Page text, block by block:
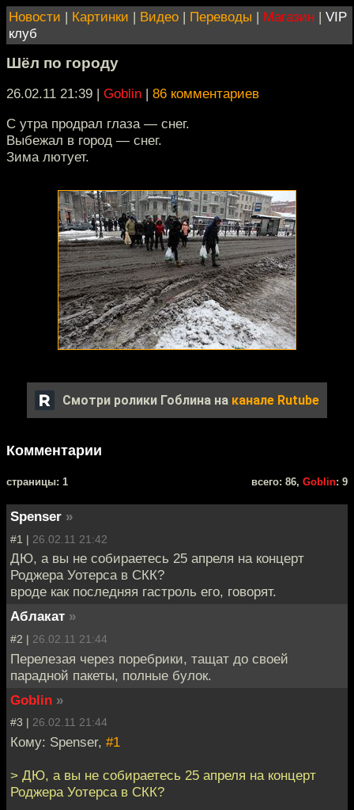
Новости | Картинки | Видео | Переводы | Магазин | VIP
клуб
Шёл по городу
26.02.11 21:39 | Goblin | 86 комментариев
С утра продрал глаза — снег.
Выбежал в город — снег.
Зима лютует.
Смотри ролики Гоблина на канале Rutube
Комментарии
cтраницы: 1 всего: 86, Goblin: 9
Spenser »
#1 | 26.02.11 21:42
ДЮ, а вы не собираетесь 25 апреля на концерт
Роджера Уотерса в СКК?
вроде как последняя гастроль его, говорят.
Аблакат »
#2 | 26.02.11 21:44
Перелезая через поребрики, тащат до своей
парадной пакеты, полные булок.
Goblin »
#3 | 26.02.11 21:44
Кому: Spenser, #1
> ДЮ, а вы не собираетесь 25 апреля на концерт
Роджера Уотерса в СКК?